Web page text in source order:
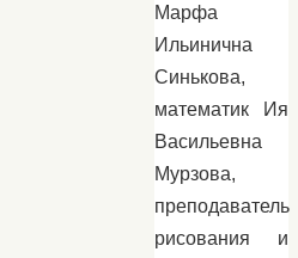
Марфа
Ильинична
Синькова,
математик Ия
Васильевна
Мурзова,
преподаватель
рисования и